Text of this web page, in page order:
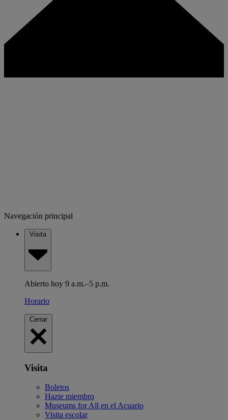
Navegación principal
Visita
Abierto hoy 9 a.m.–5 p.m.
Horario
Cerrar
Visita
Boletos
Hazte miembro
Museums for All en el Acuario
Visita escolar